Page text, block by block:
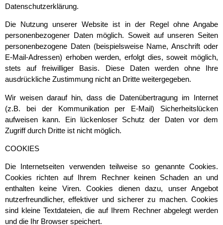
Datenschutzerklärung.
Die Nutzung unserer Website ist in der Regel ohne Angabe
personenbezogener Daten möglich. Soweit auf unseren Seiten
personenbezogene Daten (beispielsweise Name, Anschrift oder
E-Mail-Adressen) erhoben werden, erfolgt dies, soweit möglich,
stets auf freiwilliger Basis. Diese Daten werden ohne Ihre
ausdrückliche Zustimmung nicht an Dritte weitergegeben.
Wir weisen darauf hin, dass die Datenübertragung im Internet
(z.B. bei der Kommunikation per E-Mail) Sicherheitslücken
aufweisen kann. Ein lückenloser Schutz der Daten vor dem
Zugriff durch Dritte ist nicht möglich.
COOKIES
Die Internetseiten verwenden teilweise so genannte Cookies.
Cookies richten auf Ihrem Rechner keinen Schaden an und
enthalten keine Viren. Cookies dienen dazu, unser Angebot
nutzerfreundlicher, effektiver und sicherer zu machen. Cookies
sind kleine Textdateien, die auf Ihrem Rechner abgelegt werden
und die Ihr Browser speichert.